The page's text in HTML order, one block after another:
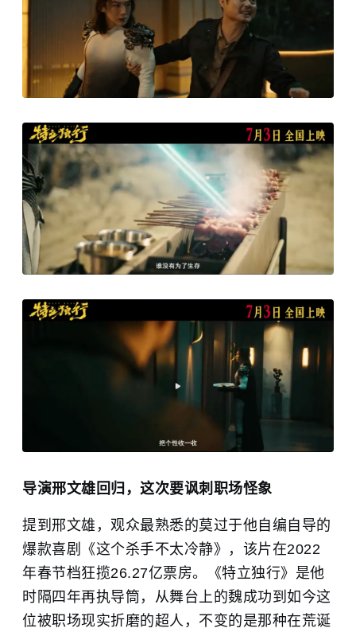
导演邢文雄回归，这次要讽刺职场怪象
提到邢文雄，观众最熟悉的莫过于他自编自导的
爆款喜剧《这个杀手不太冷静》，该片在2022
年春节档狂揽26.27亿票房。《特立独行》是他
时隔四年再执导筒，从舞台上的魏成功到如今这
位被职场现实折磨的超人，不变的是那种在荒诞